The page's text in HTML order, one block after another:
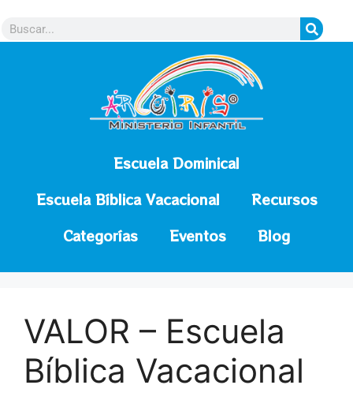
Escuela Dominical
Escuela Bíblica Vacacional
Recursos
Categorías
Eventos Blog
VALOR – Escuela
Bíblica Vacacional